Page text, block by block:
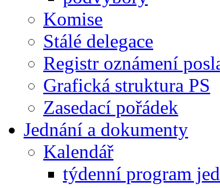
Komise
Stálé delegace
Registr oznámení
Grafická struktura PS
Zasedací pořádek
Jednání a dokumenty
Kalendář
týdenní program